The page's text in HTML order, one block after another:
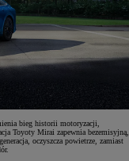
bieg historii motoryzacji,
Toyoty Mirai zapewnia bezemisyjną,
oczyszcza powietrze, zamiast